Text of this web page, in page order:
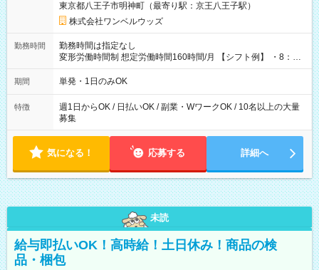
東京都八王子市明神町（最寄り駅：京王八王子駅）
株式会社ワンベルウッズ
勤務時間
勤務時間は指定なし
変形労働時間制 想定労働時間160時間/月 【シフト例】 ・8：00
～21：00
期間 単発・1日のみOK
特徴
週1日からOK / 日払いOK / 副業・WワークOK / 10名以上の大量
募集
気になる！ 応募する 詳細へ
未読
給与即払いOK！高時給！土日休み！商品の検
品・梱包